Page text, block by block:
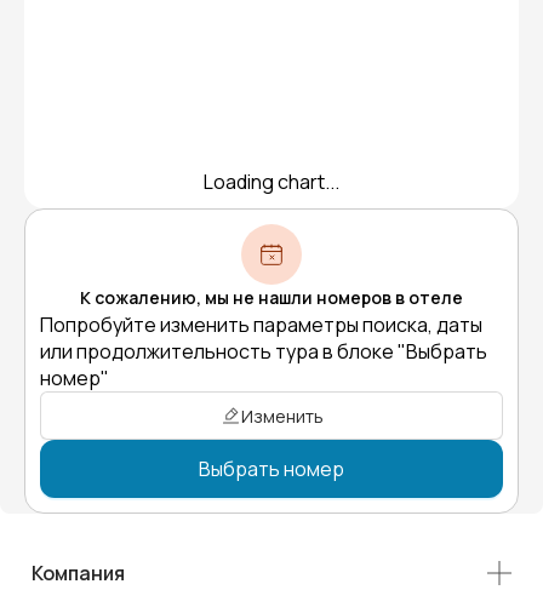
Loading chart...
К сожалению, мы не нашли номеров в отеле
Попробуйте изменить параметры поиска, даты
или продолжительность тура в блоке "Выбрать
номер"
Изменить
Выбрать номер
Компания